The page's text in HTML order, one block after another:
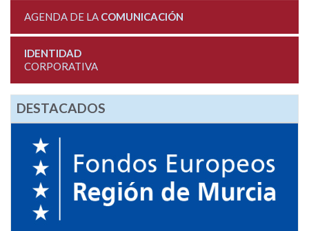
AGENDA DE LA COMUNICACIÓN
IDENTIDAD
CORPORATIVA
DESTACADOS